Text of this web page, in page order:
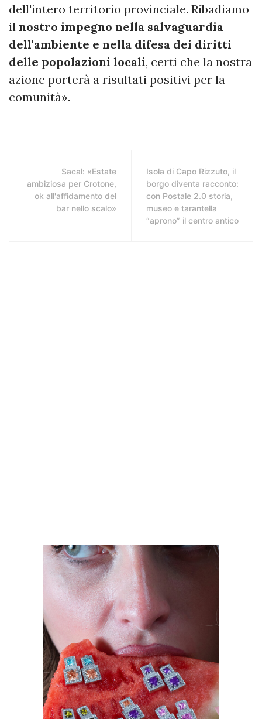
dell'intero territorio provinciale. Ribadiamo
il nostro impegno nella salvaguardia
dell'ambiente e nella difesa dei diritti
delle popolazioni locali, certi che la nostra
azione porterà a risultati positivi per la
comunità».
Sacal: «Estate
ambiziosa per Crotone,
ok all'affidamento del
bar nello scalo»
Isola di Capo Rizzuto, il
borgo diventa racconto:
con Postale 2.0 storia,
museo e tarantella
“aprono” il centro antico